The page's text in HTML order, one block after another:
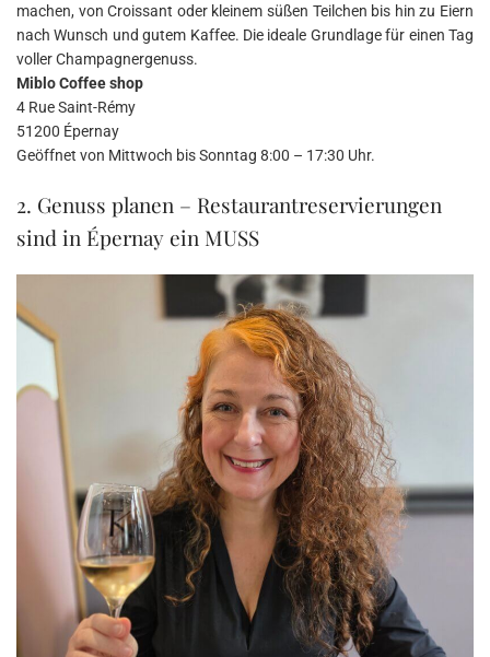
machen, von Croissant oder kleinem süßen Teilchen bis hin zu Eiern
nach Wunsch und gutem Kaffee. Die ideale Grundlage für einen Tag
voller Champagnergenuss.
Miblo Coffee shop
4 Rue Saint-Rémy
51200 Épernay
Geöffnet von Mittwoch bis Sonntag 8:00 – 17:30 Uhr.
2. Genuss planen – Restaurantreservierungen
sind in Épernay ein MUSS